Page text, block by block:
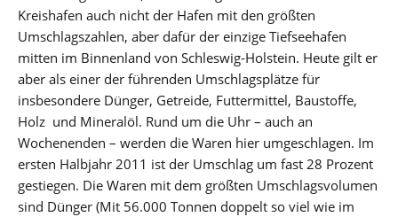
Kreishafen auch nicht der Hafen mit den größten
Umschlagszahlen, aber dafür der einzige Tiefseehafen
mitten im Binnenland von Schleswig-Holstein. Heute gilt er
aber als einer der führenden Umschlagsplätze für
insbesondere Dünger, Getreide, Futtermittel, Baustoffe,
Holz und Mineralöl. Rund um die Uhr – auch an
Wochenenden – werden die Waren hier umgeschlagen. Im
ersten Halbjahr 2011 ist der Umschlag um fast 28 Prozent
gestiegen. Die Waren mit dem größten Umschlagsvolumen
sind Dünger (Mit 56.000 Tonnen doppelt so viel wie im